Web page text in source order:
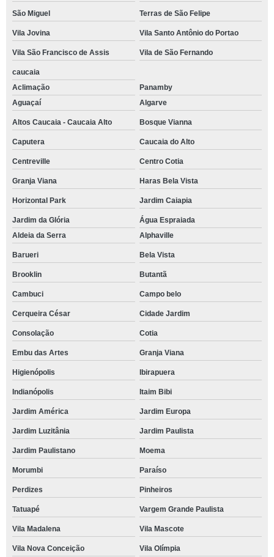
São Miguel Terras de São Felipe
Vila Jovina Vila Santo Antônio do Portao
Vila São Francisco de Assis Vila de São Fernando
caucaia
Aclimação
Panamby
Aguaçaí
Algarve
Altos Caucaia - Caucaia Alto Bosque Vianna
Caputera Caucaia do Alto
Centreville Centro Cotia
Granja Viana Haras Bela Vista
Horizontal Park Jardim Caiapia
Jardim da Glória
Água Espraiada
Aldeia da Serra
Alphaville
Barueri Bela Vista
Brooklin Butantã
Cambuci Campo belo
Cerqueira César Cidade Jardim
Consolação Cotia
Embu das Artes Granja Viana
Higienópolis Ibirapuera
Indianópolis Itaim Bibi
Jardim América Jardim Europa
Jardim Luzitânia Jardim Paulista
Jardim Paulistano Moema
Morumbi Paraíso
Perdizes Pinheiros
Tatuapé Vargem Grande Paulista
Vila Madalena Vila Mascote
Vila Nova Conceição
Vila Olímpia